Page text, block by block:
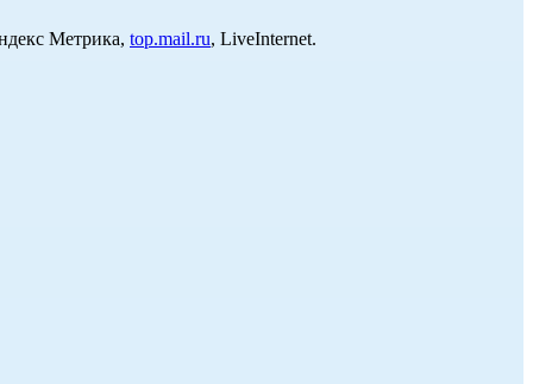
Метрика, top.mail.ru, LiveInternet.